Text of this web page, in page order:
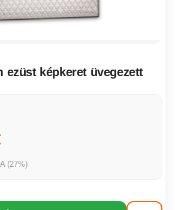
ezüst képkeret üvegezett
(27%)